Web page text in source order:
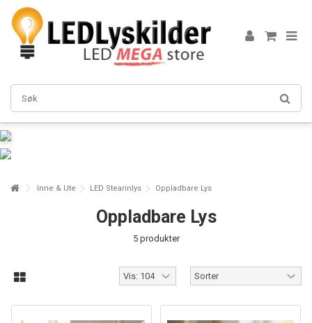
Inne & Ute LED Stearinlys Oppladbare Lys
Oppladbare Lys
5 produkter